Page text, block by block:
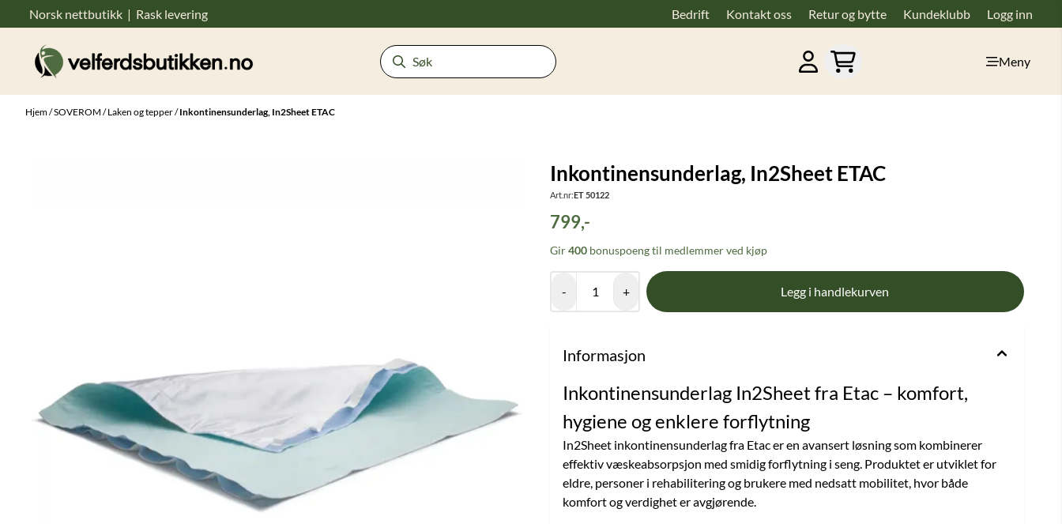
Hopp til innhold
Norsk nettbutikk | Rask levering Bedrift Kontakt oss Retur og bytte Kundeklubb Logg inn
Meny
Hjem/SOVEROM /Laken og tepper/Inkontinensunderlag, In2Sheet ETAC
Inkontinensunderlag, In2Sheet ETAC
Art.nr:ET 50122
799,-
Gir400 bonuspoeng til medlemmer ved kjøp
- +
Informasjon
Inkontinensunderlag In2Sheet fra Etac – komfort,
hygiene og enklere forflytning
In2Sheet inkontinensunderlag fra Etac er en avansert løsning som kombinerer
effektiv væskeabsorpsjon med smidig forflytning i seng. Produktet er utviklet for
eldre, personer i rehabilitering og brukere med nedsatt mobilitet, hvor både
komfort og verdighet er avgjørende.